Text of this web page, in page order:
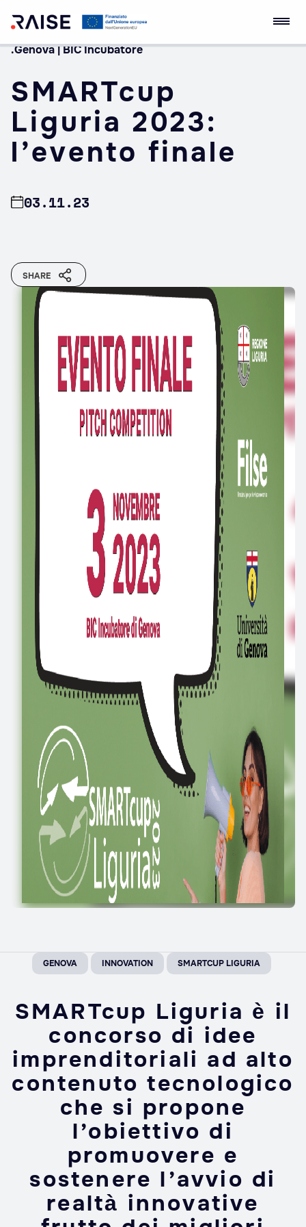
Skip
content
RAISE Innovation
Robotics and AI for
Empowerment
.Genova | BIC Incubatore
SMARTcup
Liguria 2023:
l’evento finale
03.11.23
SHARE
GENOVA INNOVATION SMARTCUP LIGURIA
SMARTcup Liguria è il
concorso di idee
imprenditoriali ad alto
contenuto tecnologico
che si propone
l’obiettivo di
promuovere e
sostenere l’avvio di
realtà innovative